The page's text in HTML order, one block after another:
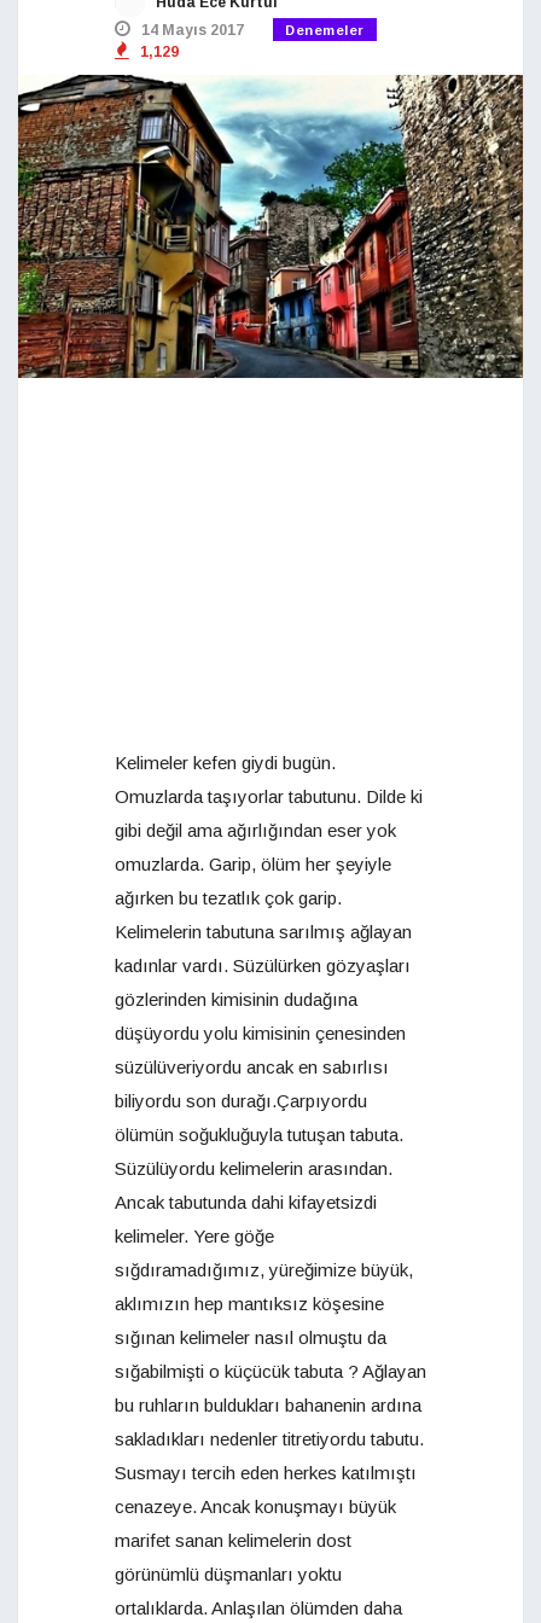
14 Mayıs 2017
Denemeler
1,129
Kelimeler kefen giydi bugün.
Omuzlarda taşıyorlar tabutunu. Dilde ki
gibi değil ama ağırlığından eser yok
omuzlarda. Garip, ölüm her şeyiyle
ağırken bu tezatlık çok garip.
Kelimelerin tabutuna sarılmış ağlayan
kadınlar vardı. Süzülürken gözyaşları
gözlerinden kimisinin dudağına
düşüyordu yolu kimisinin çenesinden
süzülüveriyordu ancak en sabırlısı
biliyordu son durağı.Çarpıyordu
ölümün soğukluğuyla tutuşan tabuta.
Süzülüyordu kelimelerin arasından.
Ancak tabutunda dahi kifayetsizdi
kelimeler. Yere göğe
sığdıramadığımız, yüreğimize büyük,
aklımızın hep mantıksız köşesine
sığınan kelimeler nasıl olmuştu da
sığabilmişti o küçücük tabuta ? Ağlayan
bu ruhların buldukları bahanenin ardına
sakladıkları nedenler titretiyordu tabutu.
Susmayı tercih eden herkes katılmıştı
cenazeye. Ancak konuşmayı büyük
marifet sanan kelimelerin dost
görünümlü düşmanları yoktu
ortalıklarda. Anlaşılan ölümden daha